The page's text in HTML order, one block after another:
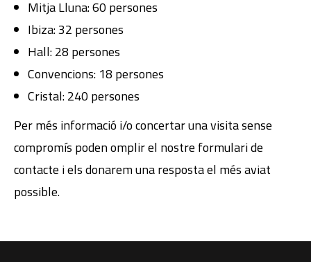
Mitja Lluna: 60 persones
Ibiza: 32 persones
Hall: 28 persones
Convencions: 18 persones
Cristal: 240 persones
Per més informació i/o concertar una visita sense
compromís poden omplir el nostre formulari de
contacte i els donarem una resposta el més aviat
possible.